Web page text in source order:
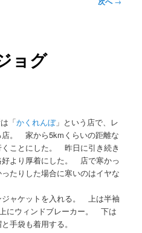
ョグ
「かくれんぼ」という店で、レ
店。 家から5kmくらいの距離な
ことにした。 昨日に引き続き
より厚着にした。 店で寒かっ
たりした場合に寒いのはイヤな
ジャケットを入れる。 上は半袖
にウィンドブレーカー。 下は
手袋も着用する。